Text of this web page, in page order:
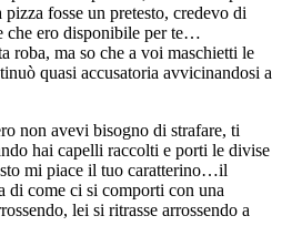
fosse un pretesto, credevo di
che ero disponibile per te…
roba, ma so che a voi maschietti le
quasi accusatoria avvicinandosi a
non avevi bisogno di strafare, ti
hai capelli raccolti e porti le divise
mi piace il tuo caratterino…il
di come ci si comporti con una
lei si ritrasse arrossendo a